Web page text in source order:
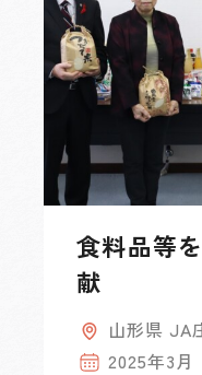
食料品等
献
山形県 JA
2025年3月